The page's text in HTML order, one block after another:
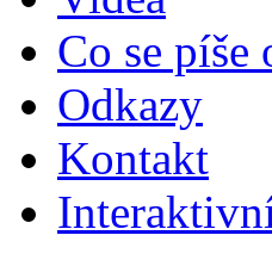
Co se píše
Odkazy
Kontakt